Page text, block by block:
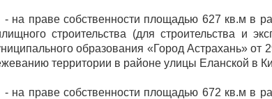
- на праве собственности площадью 627 кв.м в
строительства (для строительства и
образования «Город Астрахань»
территории в районе улицы Еланской в
- на праве собственности площадью 672 кв.м в